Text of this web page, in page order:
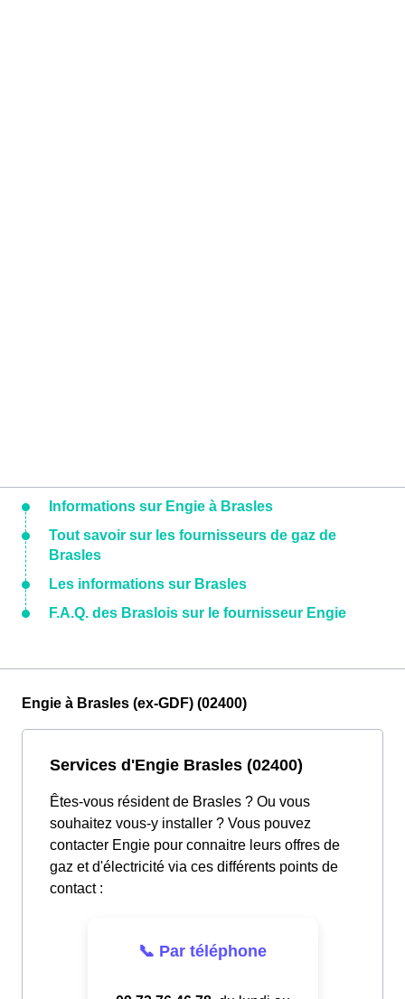
Informations sur Engie à Brasles
Tout savoir sur les fournisseurs de gaz de
Brasles
Les informations sur Brasles
F.A.Q. des Braslois sur le fournisseur Engie
Engie à Brasles (ex-GDF) (02400)
Services d'Engie Brasles (02400)
Êtes-vous résident de Brasles ? Ou vous
souhaitez vous-y installer ? Vous pouvez
contacter Engie pour connaitre leurs offres de
gaz et d'électricité via ces différents points de
contact :
📞 Par téléphone